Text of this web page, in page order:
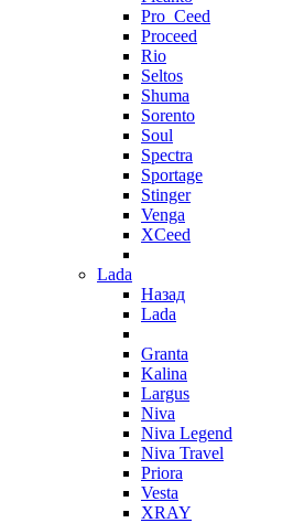
Pro_Ceed
Proceed
Rio
Seltos
Shuma
Sorento
Soul
Spectra
Sportage
Stinger
Venga
XCeed
Lada
Назад
Lada
Granta
Kalina
Largus
Niva
Niva Legend
Niva Travel
Priora
Vesta
XRAY